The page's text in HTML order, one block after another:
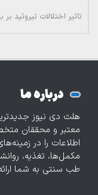
تاثیر اختلالات تیروئید
درباره ما
هلث دی نیوز
معتبر و محققان
اطلاعات را در
مکمل‌ها، تغذیه،
طب سنتی به شما